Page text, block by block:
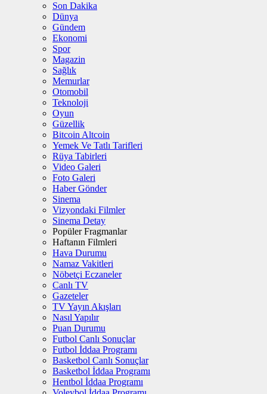
Son Dakika
Dünya
Gündem
Ekonomi
Spor
Magazin
Sağlık
Memurlar
Otomobil
Teknoloji
Oyun
Güzellik
Bitcoin Altcoin
Yemek Ve Tatlı Tarifleri
Rüya Tabirleri
Video Galeri
Foto Galeri
Haber Gönder
Sinema
Vizyondaki Filmler
Sinema Detay
Popüler Fragmanlar
Haftanın Filmleri
Hava Durumu
Namaz Vakitleri
Nöbetçi Eczaneler
Canlı TV
Gazeteler
TV Yayın Akışları
Nasıl Yapılır
Puan Durumu
Futbol Canlı Sonuçlar
Futbol İddaa Programı
Basketbol Canlı Sonuçlar
Basketbol İddaa Programı
Hentbol İddaa Programı